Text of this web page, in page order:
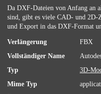
Da DXF-Dateien von Anfang an
sind, gibt es viele CAD- und 2D-
und Export in das DXF-Format
Verlängerung
FBX
Vollständiger Name
Typ
3D-
Mime Typ